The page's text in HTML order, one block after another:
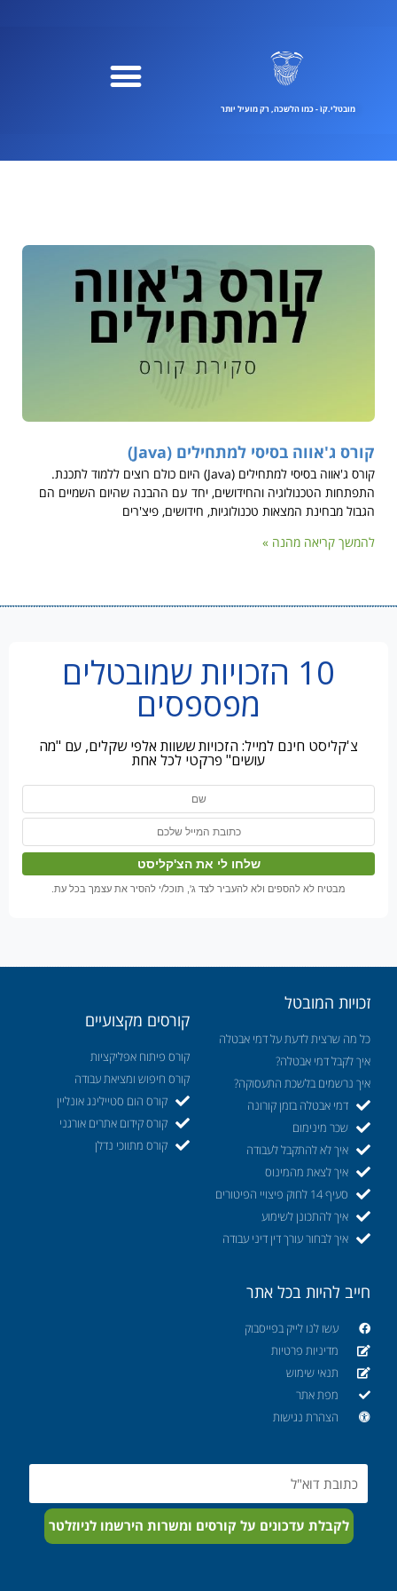
מובטלי.קוֹ - כמו הלשכה, רק מועיל יותר
קורס ג'אווה בסיסי למתחילים (Java)
קורס ג'אווה בסיסי למתחילים (Java) היום כולם רוצים ללמוד לתכנת.
התפתחות הטכנולוגיה והחידושים, יחד עם ההבנה שהיום השמיים הם
הגבול מבחינת המצאות טכנולוגיות, חידושים, פיצ'רים
להמשך קריאה מהנה »
10 הזכויות שמובטלים
מפספסים
צ'קליסט חינם למייל: הזכויות ששוות אלפי שקלים, עם "מה
עושים" פרקטי לכל אחת
מבטיח לא להספים ולא להעביר לצד ג', תוכל/י להסיר את עצמך בכל עת.
זכויות המובטל
כל מה שרצית לדעת על דמי אבטלה
איך לקבל דמי אבטלה?
איך נרשמים בלשכת התעסוקה?
דמי אבטלה בזמן קורונה
שכר מינימום
איך לא להתקבל לעבודה
איך לצאת מהמינוס
סעיף 14 לחוק פיצויי הפיטורים
איך להתכונן לשימוע
איך לבחור עורך דין דיני עבודה
קורסים מקצועיים
קורס פיתוח אפליקציות
קורס חיפוש ומציאת עבודה
קורס הום סטיילינג אונליין
קורס קידום אתרים אורגני
קורס מתווכי נדלן
חייב להיות בכל אתר
עשו לנו לייק בפייסבוק
מדיניות פרטיות
תנאי שימוש
מפת אתר
הצהרת נגישות
Email
לקבלת עדכונים על קורסים ומשרות הירשמו לניוזלטר